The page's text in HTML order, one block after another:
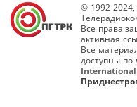
© 1992-2024,
Все права
активная
Все
доступны по
International